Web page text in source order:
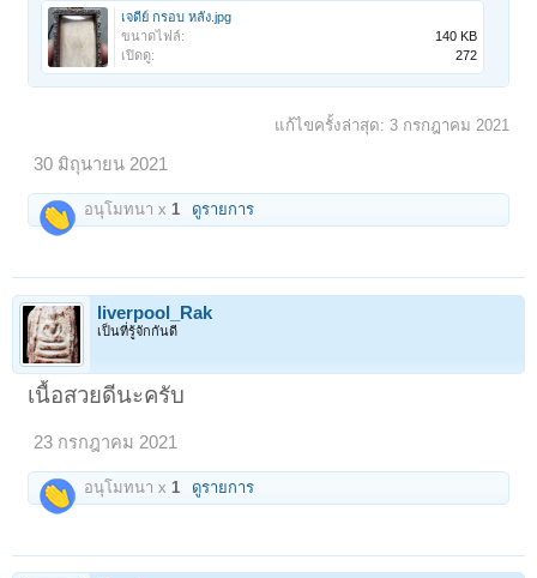
เจดีย์ กรอบ หลัง.jpg
ขนาดไฟล์:
140 KB
เปิดดู:
272
แก้ไขครั้งล่าสุด: 3 กรกฎาคม 2021
30 มิถุนายน 2021
อนุโมทนา x1 ดูรายการ
liverpool_Rak
เป็นที่รู้จักกันดี
เนื้อสวยดีนะครับ
23 กรกฎาคม 2021
อนุโมทนา x 1 ดูรายการ